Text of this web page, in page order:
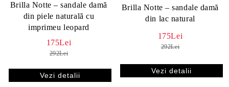
Brilla Notte – sandale damă
din piele naturală cu
imprimeu leopard
175Lei
292Lei
Vezi detalii
Brilla Notte – sandale damă
din lac natural
175Lei
292Lei
Vezi detalii